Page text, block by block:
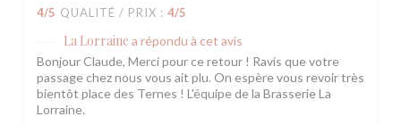
4/5 QUALITÉ / PRIX : 4/5
La Lorraine a répondu à cet avis
Bonjour Claude, Merci pour ce retour ! Ravis que votre
passage chez nous vous ait plu. On espère vous revoir très
bientôt place des Ternes ! L'équipe de la Brasserie La
Lorraine.